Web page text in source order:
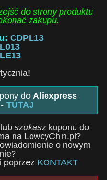
do strony produktu
zakupu.
CDPL13
doAliexpress
-TUTAJ
szukaszkuponu do
na LowcyChin.pl?
o nowym
poprzez KONTAKT